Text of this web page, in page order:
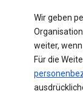
Wir geben
weiter,
Für die